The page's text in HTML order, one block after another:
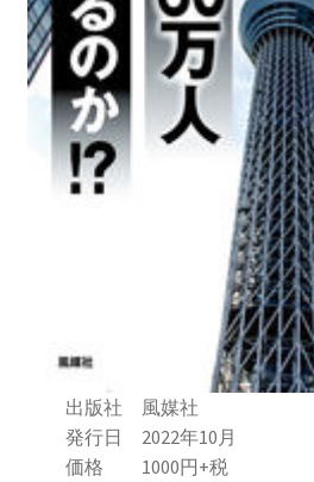
き 集会
2016.1.31 日本と原発上映会＆
2016.3 .13 第5回原発ゼロへの
き 集会
2017.3.12 第6回原発ゼロへの
2018.3.11 第７回原発ゼロへの
さき集会
2019.3.10 第8回 原発ゼロへ
さき 集会
出版社 風媒社
発行日 2022年10月
価格 1000円+税